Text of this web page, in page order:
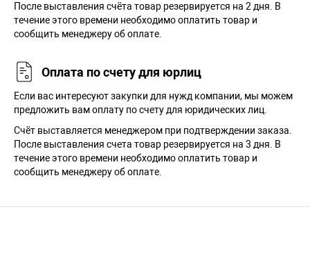
После выставления счёта товар резервируется на 2 дня. В
течение этого времени необходимо оплатить товар и
сообщить менеджеру об оплате.
Оплата по счету для юрлиц
Если вас интересуют закупки для нужд компании, мы можем
предложить вам оплату по счету для юридических лиц.
Счёт выставляется менеджером при подтверждении заказа.
После выставления счета товар резервируется на 3 дня. В
течение этого времени необходимо оплатить товар и
сообщить менеджеру об оплате.